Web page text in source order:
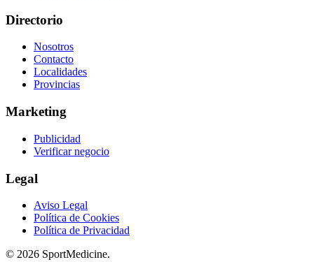
Directorio
Nosotros
Contacto
Localidades
Provincias
Marketing
Publicidad
Verificar negocio
Legal
Aviso Legal
Política de Cookies
Política de Privacidad
© 2026 SportMedicine.